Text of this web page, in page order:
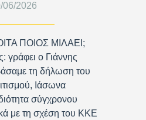
06/2026
ΠΟΙΟΣ ΜΙΛΑΕΙ;
γράφει ο Γιάννης
τη δήλωση του
Ιάσωνα
σύγχρονου
με τη σχέση του ΚΚΕ